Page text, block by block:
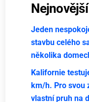
Jeden
stavbu celého
několika
Kalifornie
km/h. Pro svou
vlastní pruh na